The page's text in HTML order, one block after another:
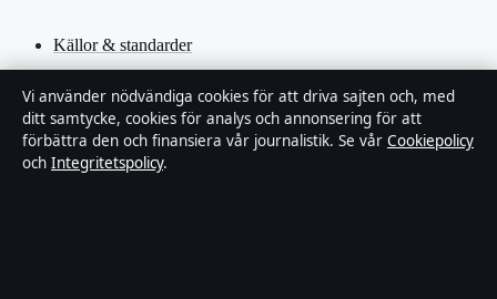
Källor & standarder
Redaktionell policy
Rättelsepolicy
Vi använder nödvändiga cookies för att driva sajten och, med
ditt samtycke, cookies för analys och annonsering för att
förbättra den och finansiera vår journalistik. Se vår Cookiepolicy
och Integritetspolicy.